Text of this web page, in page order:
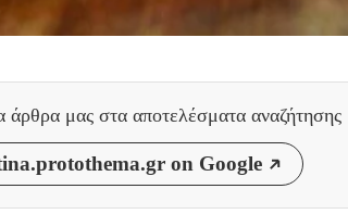
άρθρα μας στα αποτελέσματα αναζήτησης
on Google